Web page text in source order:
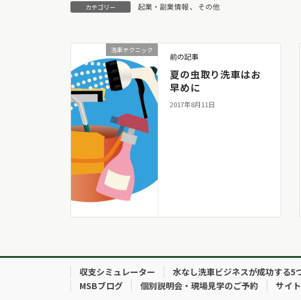
カテゴリー 起業・副業情報、 その他
洗車テクニック
前の記事
夏の虫取り洗車はお
早めに
2017年8月11日
収支シミュレーター 水なし洗車ビジネスが成功する5
MSBブログ
個別説明会・現場見学のご予約 サイ